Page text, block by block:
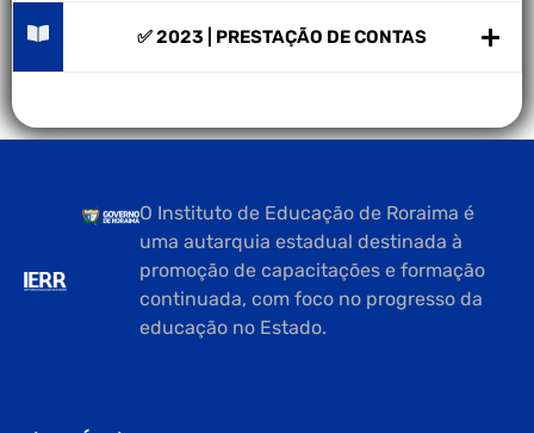
✅ 2023 | PRESTAÇÃO DE CONTAS
O Instituto de Educação de Roraima é
uma autarquia estadual destinada à
promoção de capacitações e formação
continuada, com foco no progresso da
educação no Estado.